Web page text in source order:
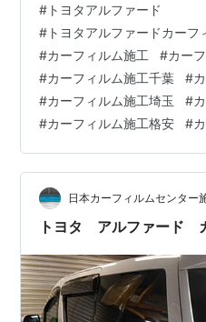
フィルム格安施工 ナンバー
ご覧下さい。http://
グ・ガラスコーティング格
ボディコーティング・ガラ
ャンペーン中！！ボディコ
# トヨタアルファード
# トヨタアルファードカーフ
#カーフィルム施工 #カー
#カーフィルム施工千葉 #
#カーフィルム施工埼玉 #
#カーフィルム施工格安 #
日本カーフィルムセンター
トヨタ アルファード